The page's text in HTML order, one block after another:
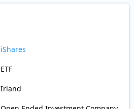
iShares
ETF
Irland